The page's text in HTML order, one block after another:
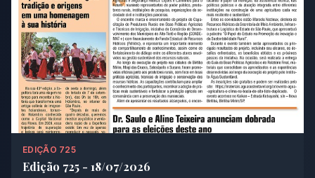
EDIÇÃO 725
Edição 725 - 18/07/2026